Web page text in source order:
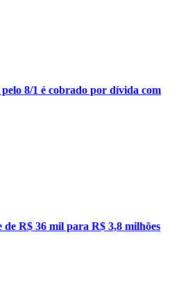
8/1 é cobrado por dívida com
R$ 36 mil para R$ 3,8 milhões